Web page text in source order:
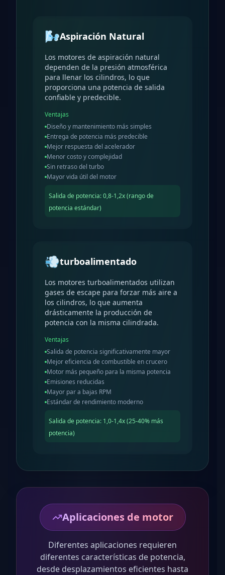
🌬️Aspiración Natural
Los motores de aspiración natural
dependen de la presión atmosférica
para llenar los cilindros, lo que
proporciona una potencia de salida
confiable y predecible.
Ventajas
Diseño y mantenimiento más simples
Entrega de potencia más predecible
Mejor respuesta del acelerador
Menor costo y complejidad
Sin retraso del turbo
Mayor vida útil del motor
Salida de potencia:0,8-1,2x (rango de
potencia estándar)
💨turboalimentado
Los motores turboalimentados utilizan
gases de escape para forzar más aire a
los cilindros, lo que aumenta
drásticamente la producción de
potencia con la misma cilindrada.
Ventajas
Salida de potencia significativamente mayor
Mejor eficiencia de combustible en crucero
Motor más pequeño para la misma potencia
Emisiones reducidas
Mayor par a bajas RPM
Estándar de rendimiento moderno
Salida de potencia: 1,0-1,4x (25-40% más
potencia)
Aplicaciones de motor
Diferentes aplicaciones requieren
diferentes características de potencia,
desde desplazamientos eficientes hasta